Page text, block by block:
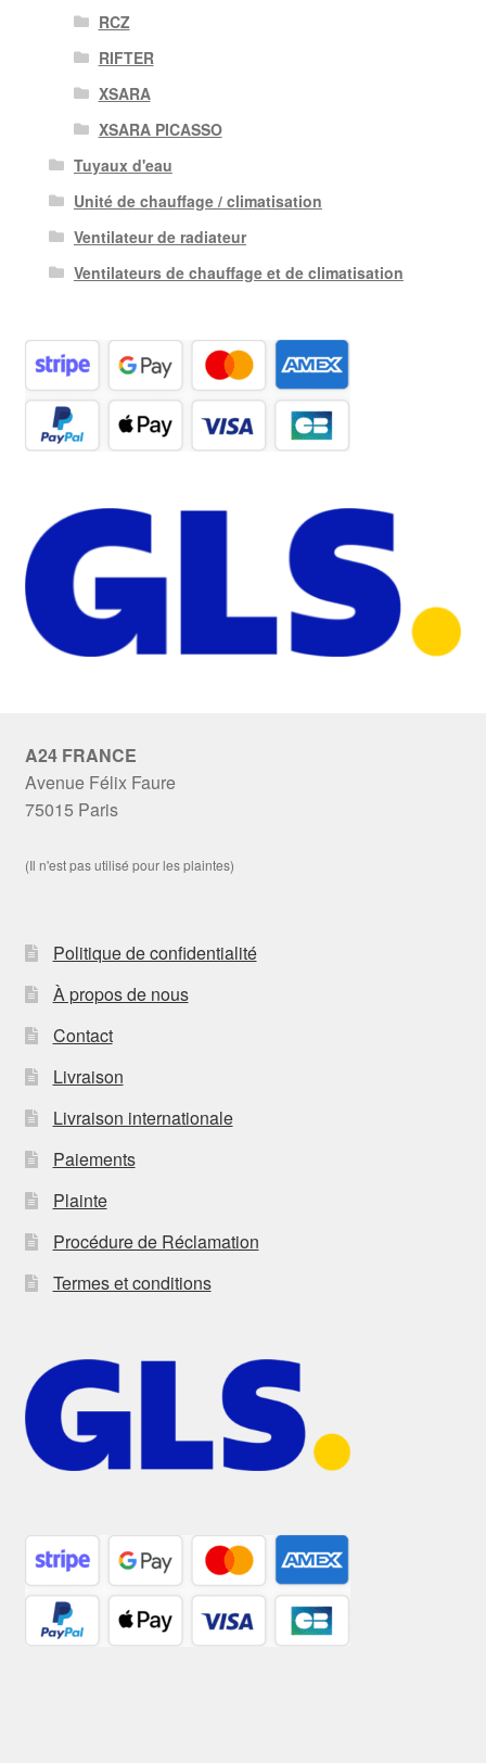
RCZ
RIFTER
XSARA
XSARA PICASSO
Tuyaux d'eau
Unité de chauffage / climatisation
Ventilateur de radiateur
Ventilateurs de chauffage et de climatisation
A24 FRANCE
Avenue Félix Faure
75015 Paris
(Il n'est pas utilisé pour les plaintes)
Politique de confidentialité
À propos de nous
Contact
Livraison
Livraison internationale
Paiements
Plainte
Procédure de Réclamation
Termes et conditions